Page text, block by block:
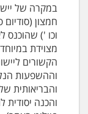
במקרה של
חמצון
וכו ') שהוכנס
מצוידת
הקשורים
וההשפעות
והבריאותית
והכנה